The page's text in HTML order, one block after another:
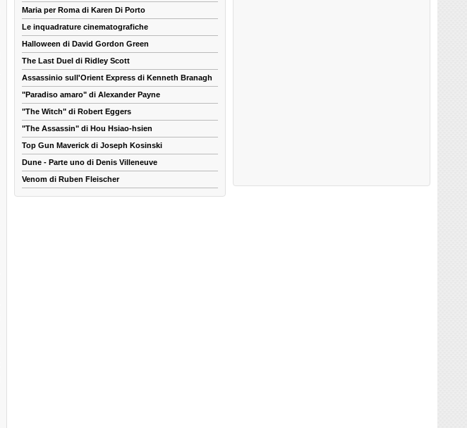
Maria per Roma di Karen Di Porto
Le inquadrature cinematografiche
Halloween di David Gordon Green
The Last Duel di Ridley Scott
Assassinio sull'Orient Express di Kenneth Branagh
"Paradiso amaro" di Alexander Payne
"The Witch" di Robert Eggers
"The Assassin" di Hou Hsiao-hsien
Top Gun Maverick di Joseph Kosinski
Dune - Parte uno di Denis Villeneuve
Venom di Ruben Fleischer